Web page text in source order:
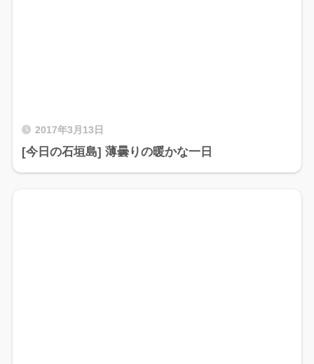
2017年3月13日
[今日の石垣島] 薄曇りの暖かな一日